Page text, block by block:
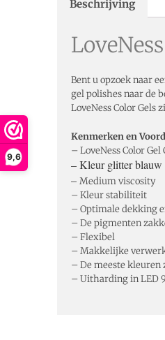
9,6
Beschrijving
Bent u opzoek naar
gel polishes naar de
LoveNess Color
Kenmerken en
– LoveNess Color Gel
– Kleur glitter blauw
– Medium viscosity
– Kleur stabiliteit
– Optimale dekking
– De pigmenten
– Flexibel
– Makkelijke
– De meeste
– Uitharding in LED